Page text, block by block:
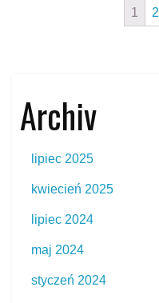
1 2
Archiv
lipiec 2025
kwiecień 2025
lipiec 2024
maj 2024
styczeń 2024